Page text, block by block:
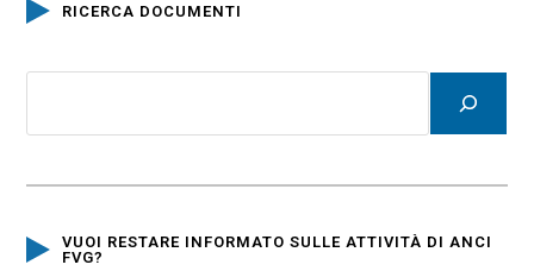
RICERCA DOCUMENTI
VUOI RESTARE INFORMATO SULLE ATTIVITÀ DI ANCI
FVG?